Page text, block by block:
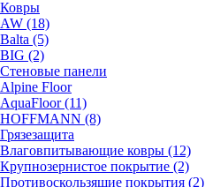
Ковры
AW (18)
Balta (5)
BIG (2)
Стеновые панели
Alpine Floor
AquaFloor (11)
HOFFMANN (8)
Грязезащита
Влаговпитывающие ковры (12)
Крупнозернистое покрытие (2)
Противоскользящие покрытия (2)